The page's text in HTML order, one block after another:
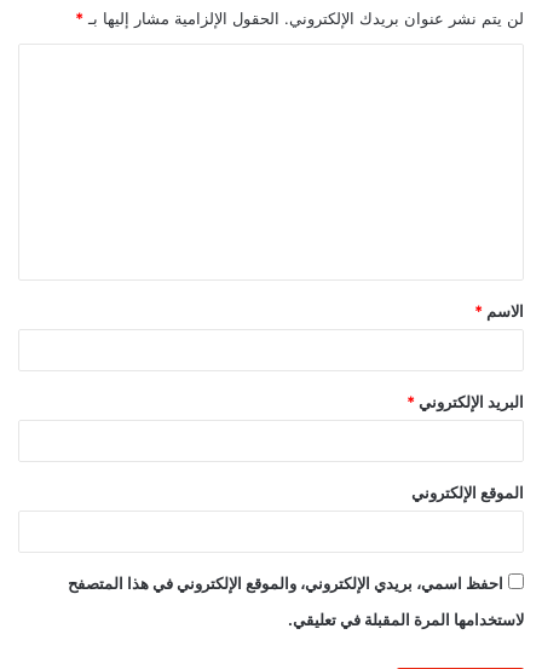
لن يتم نشر عنوان بريدك الإلكتروني. الحقول الإلزامية مشار إليها بـ *
ق
*
الاسم *
البريد الإلكتروني *
الموقع الإلكتروني
احفظ اسمي، بريدي الإلكتروني، والموقع الإلكتروني في هذا المتصفح
لاستخدامها المرة المقبلة في تعليقي.